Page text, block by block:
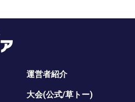
運営者紹介
大会(公式/草トー)